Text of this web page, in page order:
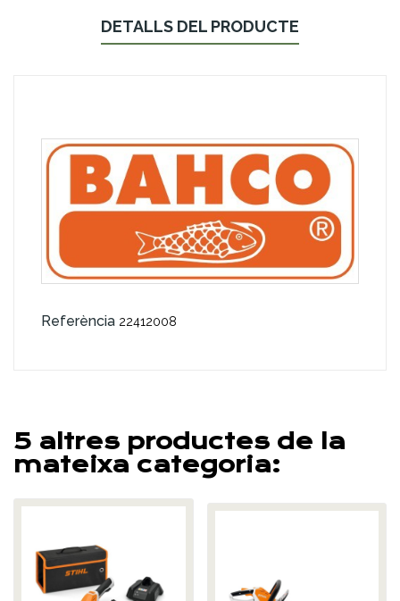
DETALLS DEL PRODUCTE
Referència 22412008
5 altres productes de la
mateixa categoria: